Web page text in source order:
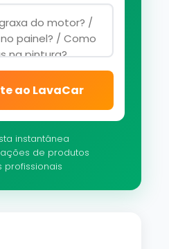
ao LavaCar
instantânea
de produtos
profissionais